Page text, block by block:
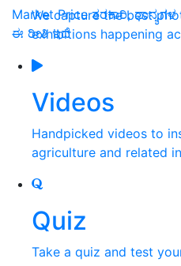
We capture the best
exhibitions happening
Videos
Handpicked videos to
agriculture and related
Quiz
Take a quiz and test
Market Price ತರಕಾರಿ,
ಈ ರೀತಿ ಇದೆ